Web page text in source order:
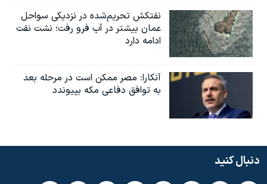
نفتکش تحریم‌شده در نزدیکی سواحل
عمان بیشتر در آب فرو رفت؛ نشت نفت
ادامه دارد
آنکارا: مصر ممکن است در مرحله بعد
به توافق دفاعی مکه بپیوندد
دنبال کنید